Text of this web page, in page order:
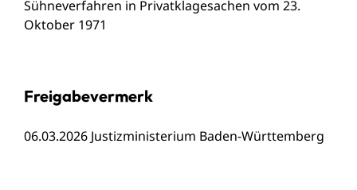
Sühneverfahren in Privatklagesachen vom 23.
Oktober 1971
Freigabevermerk
06.03.2026 Justizministerium Baden-Württemberg